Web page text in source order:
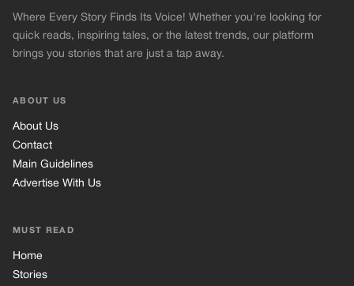
Where Every Story Finds Its Voice! Whether you're looking for
quick reads, inspiring tales, or the latest trends, our platform
brings you stories that are just a tap away.
ABOUT US
About Us
Contact
Main Guidelines
Advertise With Us
MUST READ
Home
Stories